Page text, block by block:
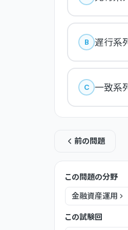
B 遅行系
C 一致系
前の問題
この問題の分野
金融資産運用
この試験回